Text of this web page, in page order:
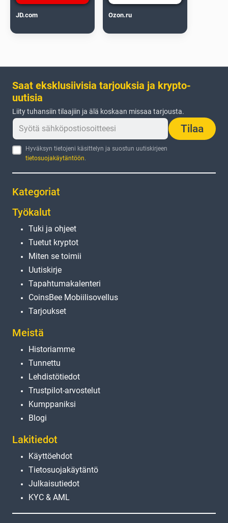
JD.com Ozon.ru
Saat eksklusiivisia tarjouksia ja krypto-
uutisia
Liity tuhansiin tilaajiin ja älä koskaan missaa tarjousta.
Tilaa
Hyväksyn tietojeni käsittelyn ja suostun uutiskirjeen
tietosuojakäytäntöön.
Kategoriat
Työkalut
Tuki ja ohjeet
Tuetut kryptot
Miten se toimii
Uutiskirje
Tapahtumakalenteri
CoinsBee Mobiilisovellus
Tarjoukset
Meistä
Historiamme
Tunnettu
Lehdistötiedot
Trustpilot-arvostelut
Kumppaniksi
Blogi
Lakitiedot
Käyttöehdot
Tietosuojakäytäntö
Julkaisutiedot
KYC & AML